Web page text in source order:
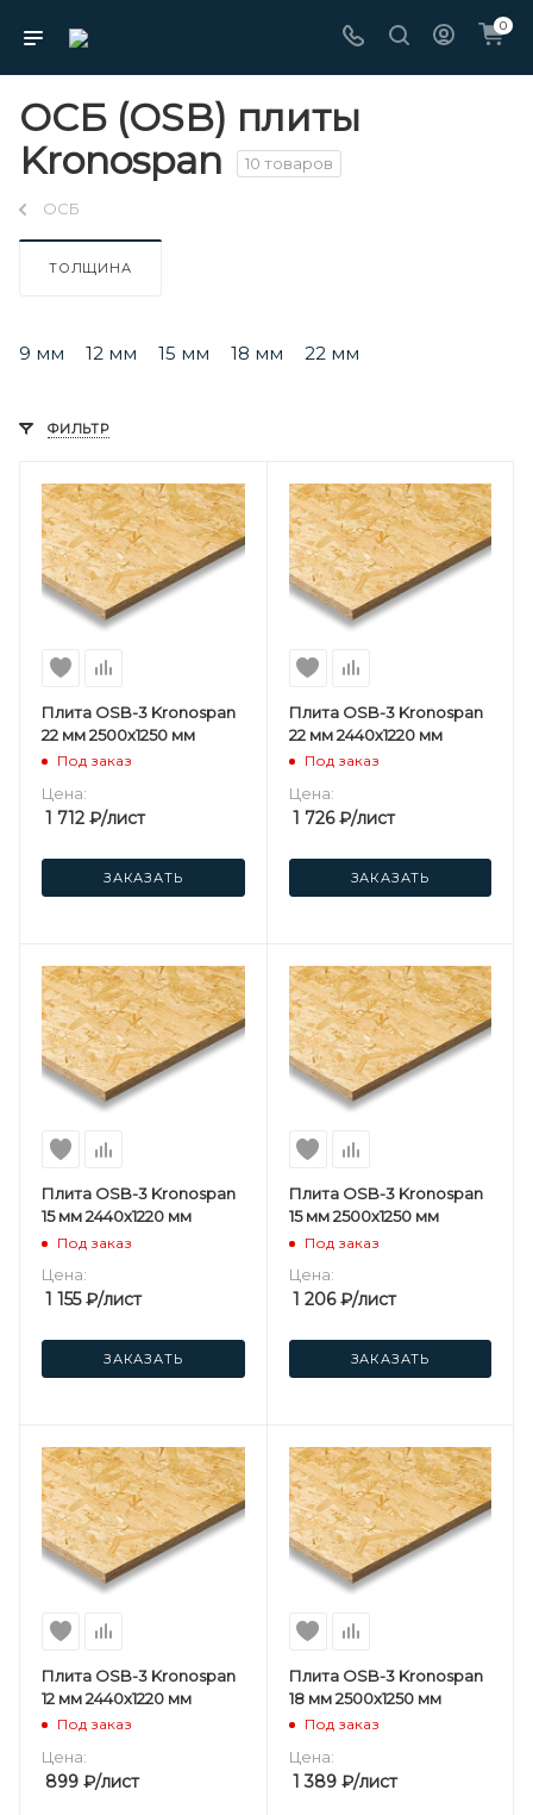
0
ОСБ (OSB) плиты
Kronospan
10 товаров
ОСБ
ТОЛЩИНА
9 мм 12 мм 15 мм 18 мм 22 мм
ФИЛЬТР
Плита OSB-3 Kronospan
22 мм 2500х1250 мм
Под заказ
Цена:
1 712 ₽/лист
ЗАКАЗАТЬ
Плита OSB-3 Kronospan
22 мм 2440х1220 мм
Под заказ
Цена:
1 726₽/лист
ЗАКАЗАТЬ
Плита OSB-3 Kronospan
15 мм 2440х1220 мм
Под заказ
Цена:
1 155₽/лист
ЗАКАЗАТЬ
Плита OSB-3 Kronospan
15 мм 2500х1250 мм
Под заказ
Цена:
1 206₽/лист
ЗАКАЗАТЬ
Плита OSB-3 Kronospan
12 мм 2440х1220 мм
Под заказ
Цена:
899 ₽/лист
Плита OSB-3 Kronospan
18 мм 2500х1250 мм
Под заказ
Цена:
1 389₽/лист